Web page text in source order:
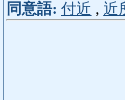
同意語: 付近 , 近